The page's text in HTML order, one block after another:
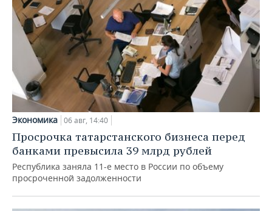
Экономика 06 авг, 14:40
Просрочка татарстанского бизнеса перед
банками превысила 39 млрд рублей
Республика заняла 11-е место в России по объему
просроченной задолженности